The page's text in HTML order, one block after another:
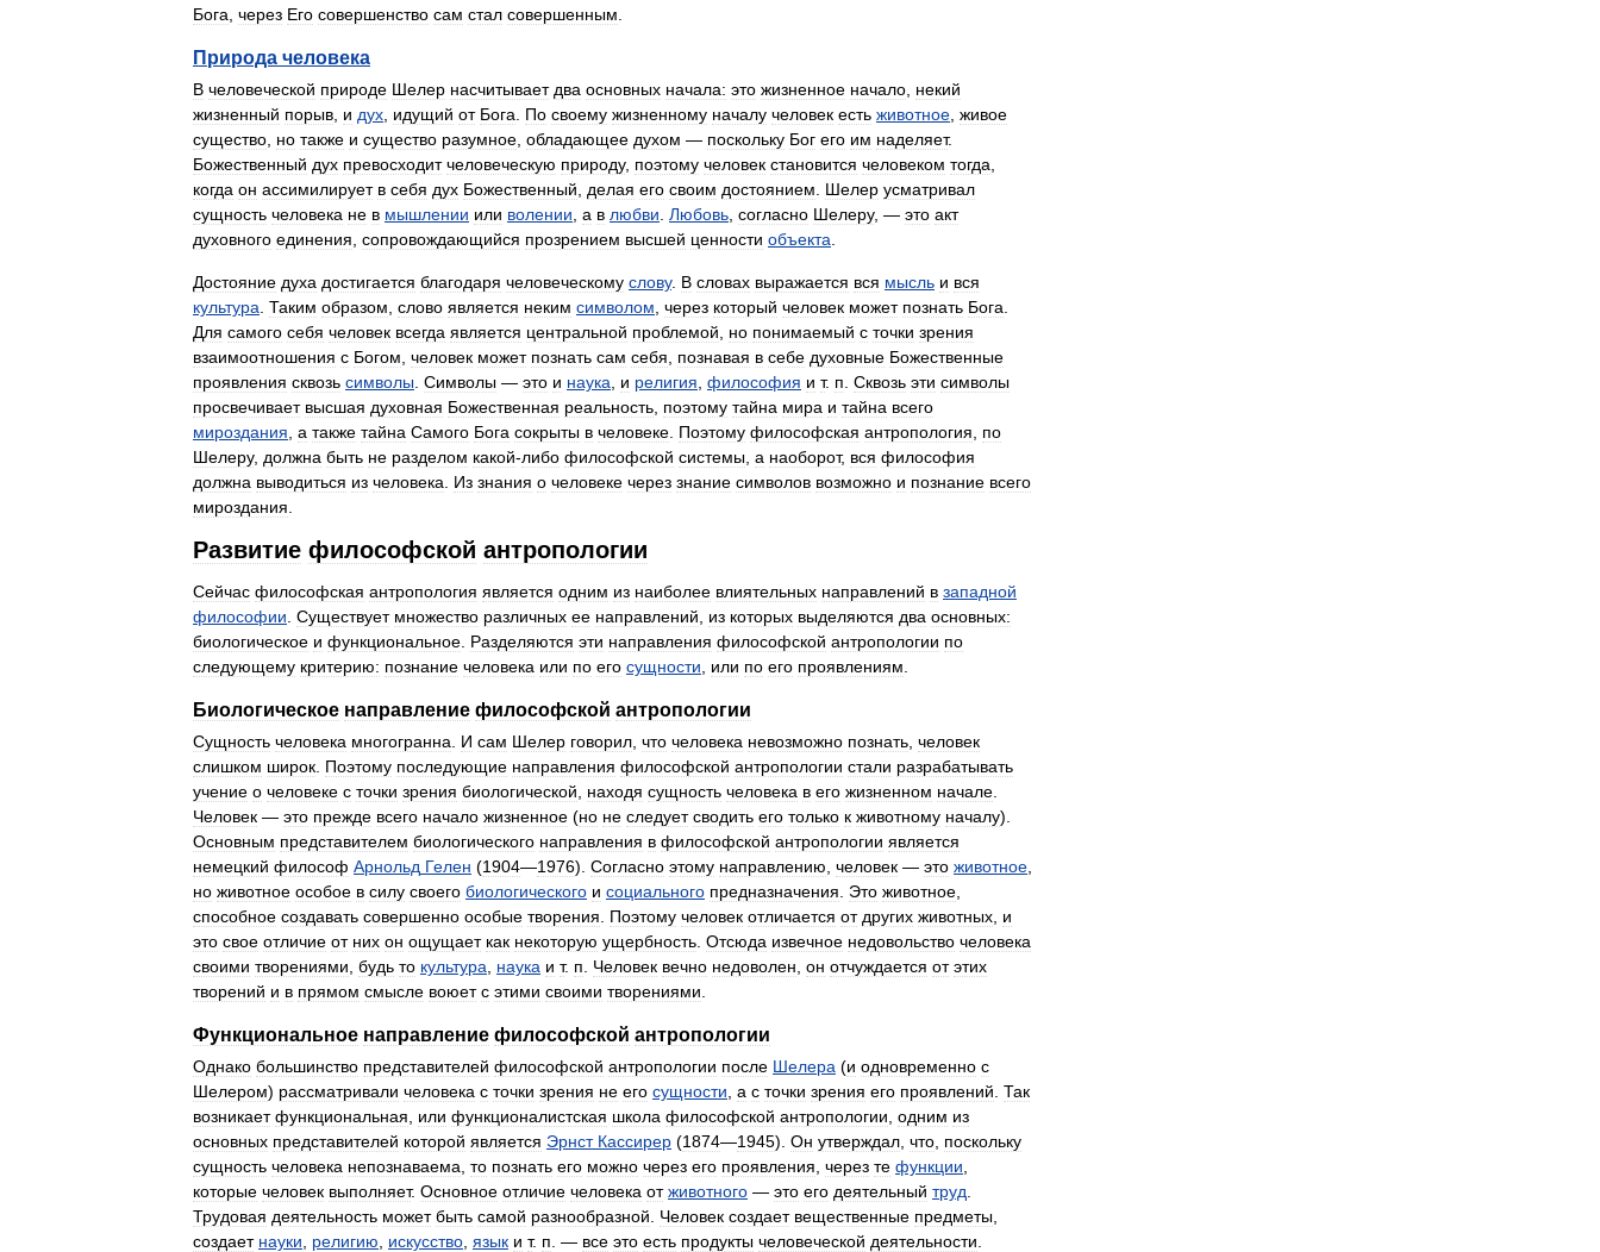
Бога через Его совершенство сам стал совершенным
Природа человека
В человеческой природе Шелер насчитывает два основных начала: это жизненное начало некий
жизненный порыв и дух идущий от Бога По своему жизненному началу человек есть животное живое
существо но также и существо разумное обладающее духом — поскольку Бог его им наделяет.
Божественный дух превосходит человеческую природу, поэтому человек становится человеком тогда
когда он ассимилирует в себя дух Божественный делая его своим достоянием Шелер усматривал
сущность человека не в мышлении или волении а в любви Любовь согласно Шелеру, — это акт
духовного единения сопровождающийся прозрением высшей ценности объекта
Достояние духа достигается благодаря человеческому слову. В словах выражается вся мысль и вся
культура Таким образом слово является неким символом через который человек может познать Бога
Для самого себя человек всегда является центральной проблемой но понимаемый с точки зрения
взаимоотношения с Богом человек может познать сам себя познавая в себе духовные Божественные
проявления сквозь символы Символы — это и наука и религия философия и т. п Сквозь эти символы
просвечивает высшая духовная Божественная реальность поэтому тайна мира и тайна всего
мироздания а также тайна Самого Бога сокрыты в человеке Поэтому философская антропология
по
Шелеру, должна быть не разделом какой-либо философской системы а наоборот, вся философия
должна выводиться из человека Из знания о человеке через знание символов возможно и познание всего
мироздания
Развитие философской антропологии
Сейчас философская антропология является одним из наиболее влиятельных направлений в западной
философии Существует множество различных ее направлений из которых выделяются два основных:
биологическое и функциональное Разделяются эти направления философской антропологии по
следующему критерию: познание человека или по его сущности или по его проявлениям
Биологическое направление философской антропологии
Сущность человека многогранна И сам Шелер говорил что человека невозможно познать человек
слишком широк Поэтому последующие направления философской антропологии стали разрабатывать
учение о человеке с точки зрения биологической находя сущность человека в его жизненном начале
Человек — это прежде всего начало жизненное (но не следует сводить его только к животному началу).
Основным представителем биологического направления в философской антропологии является
немецкий философ Арнольд Гелен (1904—1976). Согласно этому направлению человек — это животное
но животное особое в силу своего биологического и социального предназначения Это животное
способное создавать совершенно особые творения Поэтому человек отличается от других животных и
это свое отличие от них он ощущает как некоторую ущербность Отсюда извечное недовольство человека
своими творениями будь то культура наука и т. п Человек вечно недоволен он отчуждается от этих
творений и в прямом смысле воюет с этими своими творениями
Функциональное направление философской антропологии
Однако большинство представителей философской антропологии после Шелера (и одновременно с
Шелером) рассматривали человека с точки зрения не его сущности а с точки зрения его проявлений Так
возникает функциональная или функционалистская школа философской антропологии одним из
основных представителей которой является Эрнст Кассирер (1874—1945). Он утверждал что поскольку
сущность человека непознаваема то познать его можно через его проявления через те функции
которые человек выполняет. Основное отличие человека от животного — это его деятельный труд
Трудовая деятельность может быть самой разнообразной Человек создает вещественные предметы
создает науки религию искусство язык и т. п . — все это есть продукты человеческой деятельности